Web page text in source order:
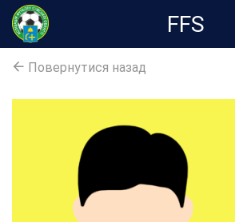
FFS
Повернутися назад